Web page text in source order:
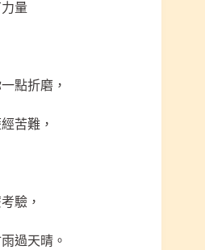
量
點折磨，
苦難，
驗，
過天晴。